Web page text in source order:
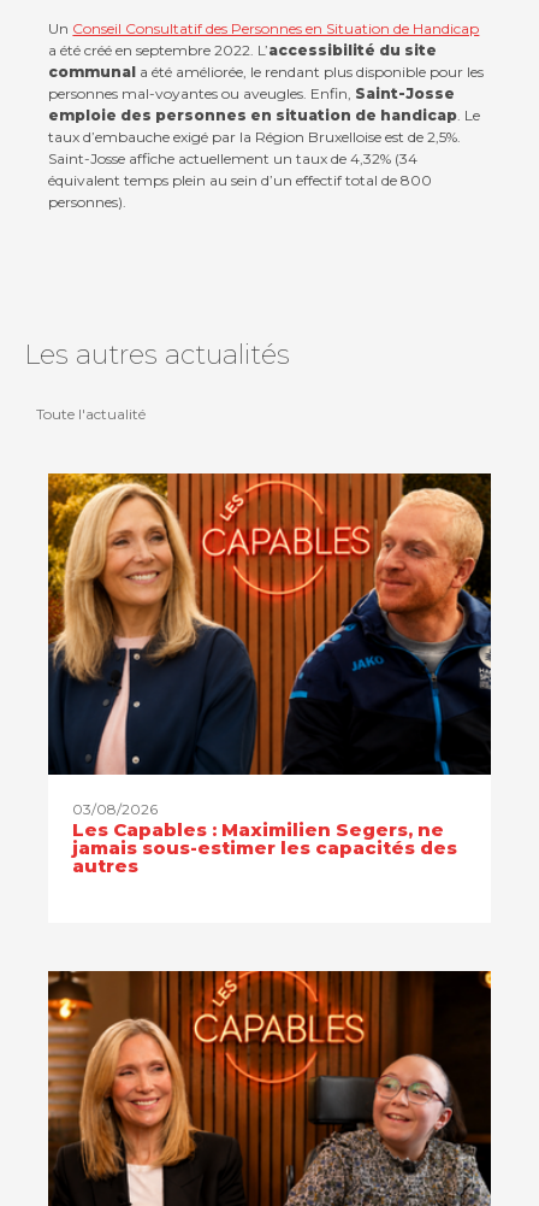
Un Conseil Consultatif des Personnes en Situation de Handicap
a été créé en septembre 2022. L’accessibilité du site
communal a été améliorée, le rendant plus disponible pour les
personnes mal-voyantes ou aveugles. Enfin, Saint-Josse
emploie des personnes en situation de handicap . Le
taux d’embauche exigé par la Région Bruxelloise est de 2,5%.
Saint-Josse affiche actuellement un taux de 4,32% (34
équivalent temps plein au sein d’un effectif total de 800
personnes).
Les autres actualités
Toute l'actualité
03/08/2026
Les Capables : Maximilien Segers, ne
jamais sous-estimer les capacités des
autres